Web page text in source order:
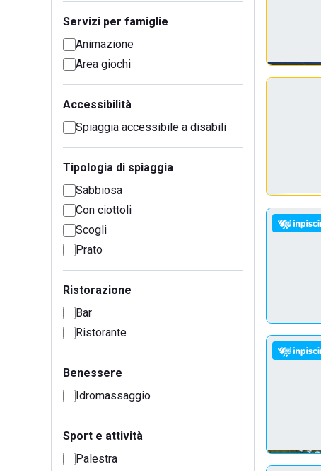
Servizi per famiglie
Animazione
Area giochi
Accessibilità
Spiaggia accessibile a disabili
Tipologia di spiaggia
Sabbiosa
Con ciottoli
Scogli
Prato
Ristorazione
Bar
Ristorante
Benessere
Idromassaggio
Sport e attività
Palestra